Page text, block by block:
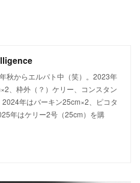
秋からエルパト中（笑）。2023年
、枠外（？）ケリー、コンスタン
2024年はバーキン25cm×2、ピコタ
年はケリー2号（25cm）を購